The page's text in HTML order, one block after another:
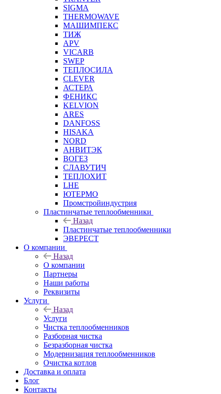
SIGMA
THERMOWAVE
МАШИМПЕКС
ТИЖ
APV
VICARB
SWEP
ТЕПЛОСИЛА
CLEVER
АСТЕРА
ФЕНИКС
KELVION
ARES
DANFOSS
HISAKA
NORD
АНВИТЭК
ВОГЕЗ
СЛАВУТИЧ
ТЕПЛОХИТ
LHE
ЮТЕРМО
Промстройиндустрия
Пластинчатые теплообменники
Назад
Пластинчатые теплообменники
ЭВЕРЕСТ
О компании
Назад
О компании
Партнеры
Наши работы
Реквизиты
Услуги
Назад
Услуги
Чистка теплообменников
Разборная чистка
Безразборная чистка
Модернизация теплообменников
Очистка котлов
Доставка и оплата
Блог
Контакты